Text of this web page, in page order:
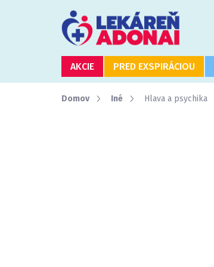
AKCIE PRED EXSPIRÁCIOU
Domov Iné Hlava a psychika